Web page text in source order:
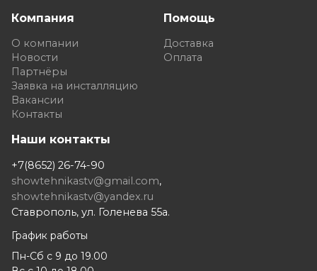
Компания
О компании
Новости
Партнёры
Заявка на инсталляцию
Вакансии
Контакты
Помощь
Доставка
Оплата
Наши контакты
+7(8652) 26-74-90
showtehnikastv@gmail.com,
showtehnikastv@yandex.ru
Ставрополь, ул. Голенева 55а.
График работы
Пн-Сб с 9 до 19.00